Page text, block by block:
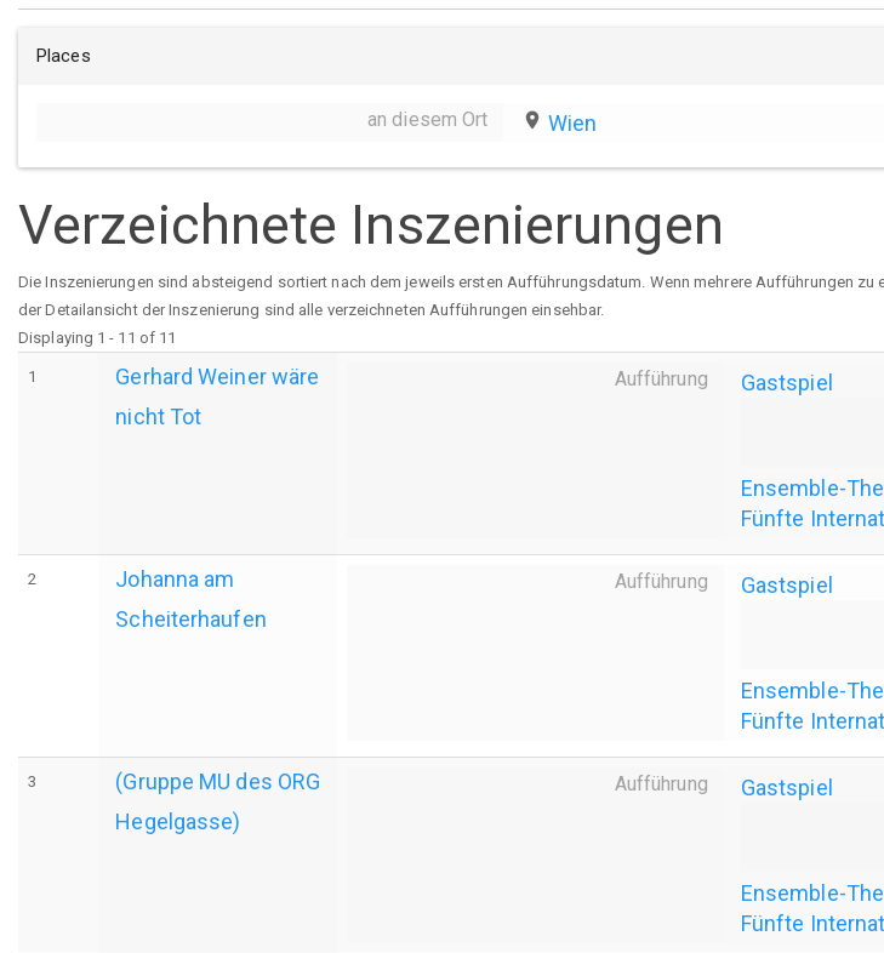
Places
an diesem Ort place Wien
Verzeichnete Inszenierungen
Die Inszenierungen sind absteigend sortiert nach dem jeweils ersten Aufführungsdatum. Wenn mehrere Aufführungen
der Detailansicht der Inszenierung sind alle verzeichneten Aufführungen einsehbar.
Displaying 1 - 11 of 11
1
Gerhard Weiner wäre
nicht Tot
Aufführung Gastspiel
Ensemble-
Fünfte
2
Johanna am
Scheiterhaufen
Aufführung Gastspiel
Ensemble-
Fünfte
3
(Gruppe MU des ORG
Hegelgasse)
Aufführung Gastspiel
Ensemble-
Fünfte